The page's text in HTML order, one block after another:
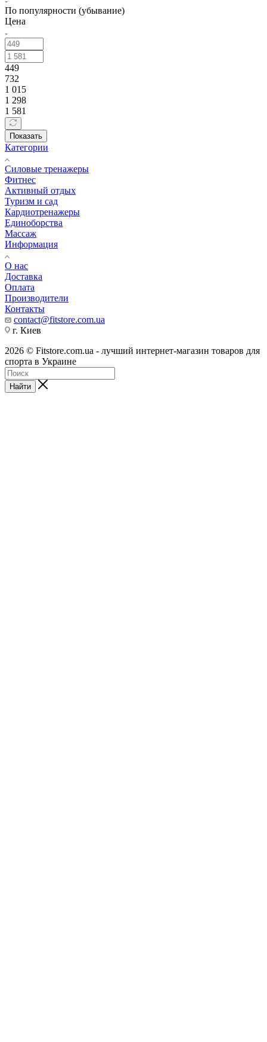
По популярности (убывание)
Цена
449
732
1 015
1 298
1 581
Показать
Категории
Силовые тренажеры
Фитнес
Активный отдых
Туризм и сад
Кардиотренажеры
Единоборства
Массаж
Информация
О нас
Доставка
Оплата
Производители
Контакты
contact@fitstore.com.ua
г. Киев
2026 © Fitstore.com.ua - лучший интернет-магазин товаров для
спорта в Украине
Найти